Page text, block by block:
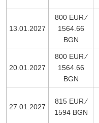
13.01.2027
800 EUR ∕
1564.66
BGN
20.01.2027
800 EUR ∕
1564.66
BGN
27.01.2027
815 EUR ∕
1594 BGN